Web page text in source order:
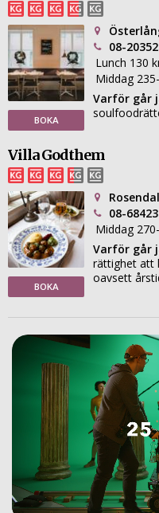
BOKA
08-
Lunch 130
Middag
Varför går
Villa Godthem
BOKA
08-
Middag
Varför går
rättighet att
oavsett